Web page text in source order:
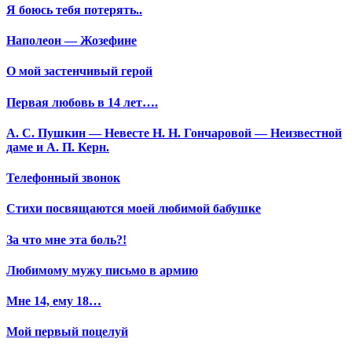
Я боюсь тебя потерять..
Наполеон — Жозефине
О мой застенчивый герой
Первая любовь в 14 лет….
А. С. Пушкин — Невесте Н. Н. Гончаровой — Неизвестной
даме и А. П. Керн.
Телефонный звонок
Стихи посвящаются моей любимой бабушке
За что мне эта боль?!
Любимому мужу письмо в армию
Мне 14, ему 18…
Мой первый поцелуй